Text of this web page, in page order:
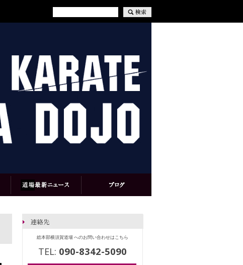
総本部横須賀道場 へのお問い合わせはこちら
TEL: 090-8342-5090